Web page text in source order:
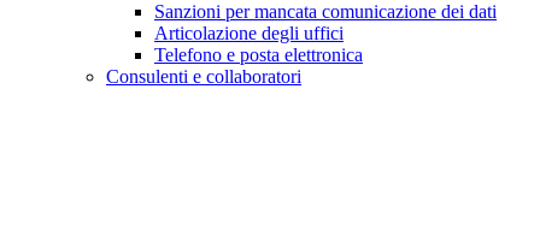
Sanzioni per mancata comunicazione dei dati
Articolazione degli uffici
Telefono e posta elettronica
Consulenti e collaboratori